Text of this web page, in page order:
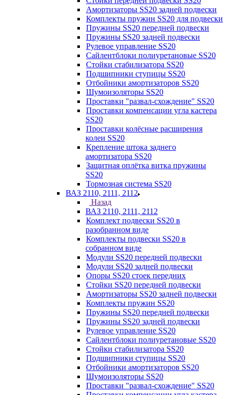
Амортизаторы SS20 задней подвески
Комплекты пружин SS20 для подвески
Пружины SS20 передней подвески
Пружины SS20 задней подвески
Рулевое управление SS20
Сайлентблоки полиуретановые SS20
Стойки стабилизатора SS20
Подшипники ступицы SS20
Отбойники амортизаторов SS20
Шумоизоляторы SS20
Проставки "развал-схождение" SS20
Проставки компенсации угла кастера
SS20
Проставки колёсные расширения
колеи SS20
Крепление штока заднего
амортизатора SS20
Защитная оплётка витка пружины
SS20
Тормозная система SS20
ВАЗ 2110, 2111, 2112
Назад
ВАЗ 2110, 2111, 2112
Комплект подвески SS20 в
разобранном виде
Комплекты подвески SS20 в
собранном виде
Модули SS20 передней подвески
Модули SS20 задней подвески
Опоры SS20 стоек передних
Стойки SS20 передней подвески
Амортизаторы SS20 задней подвески
Комплекты пружин SS20
Пружины SS20 передней подвески
Пружины SS20 задней подвески
Рулевое управление SS20
Сайлентблоки полиуретановые SS20
Стойки стабилизатора SS20
Подшипники ступицы SS20
Отбойники амортизаторов SS20
Шумоизоляторы SS20
Проставки "развал-схождение" SS20